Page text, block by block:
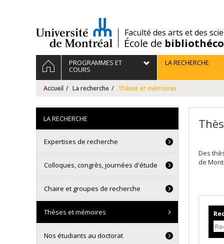
/Faculté des arts et des
École de
Navigation
principale
ACCUEILPROGRAMMES ET
COURS
LA RECHERCHE
Accueil La recherche Thèses et mémoires
Des
de
LA RECHERCHE
Expertises de recherche
Colloques, congrès, journées d'étude
Chaire et groupes de recherche
Thèses et mémoires
Nos étudiants au doctorat